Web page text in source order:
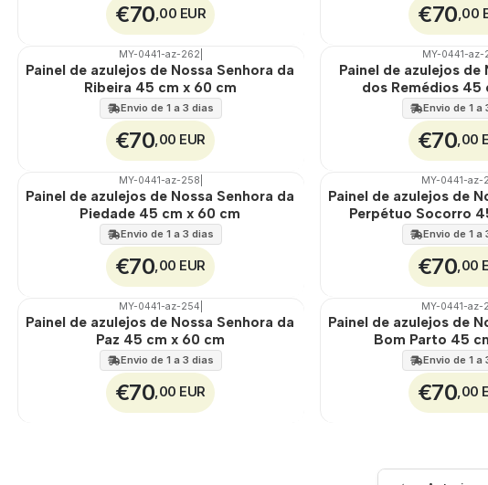
€70 ,00 EUR €70 ,00
🇵🇹
EXT.
MY-0441-az-262
Painel de azulejos de Nossa Senhora da
Ribeira 45 cm x 60 cm
Envio de 1 a 3 dias
€70 ,00 EUR
🇵🇹
EXT.
MY-0441-az-
Painel de azulejos de
dos Remédios 45
Envio de 1 a
€70 ,00
🇵🇹
EXT.
MY-0441-az-258
Painel de azulejos de Nossa Senhora da
Piedade 45 cm x 60 cm
Envio de 1 a 3 dias
€70 ,00 EUR
🇵🇹
EXT.
MY-0441-az-
Painel de azulejos de
Perpétuo Socorro
Envio de 1 a
€70 ,00
🇵🇹
EXT.
MY-0441-az-254
Painel de azulejos de Nossa Senhora da
Paz 45 cm x 60 cm
Envio de 1 a 3 dias
€70 ,00 EUR
🇵🇹
EXT.
MY-0441-az-
Painel de azulejos de
Bom Parto 45
Envio de 1 a
€70 ,00